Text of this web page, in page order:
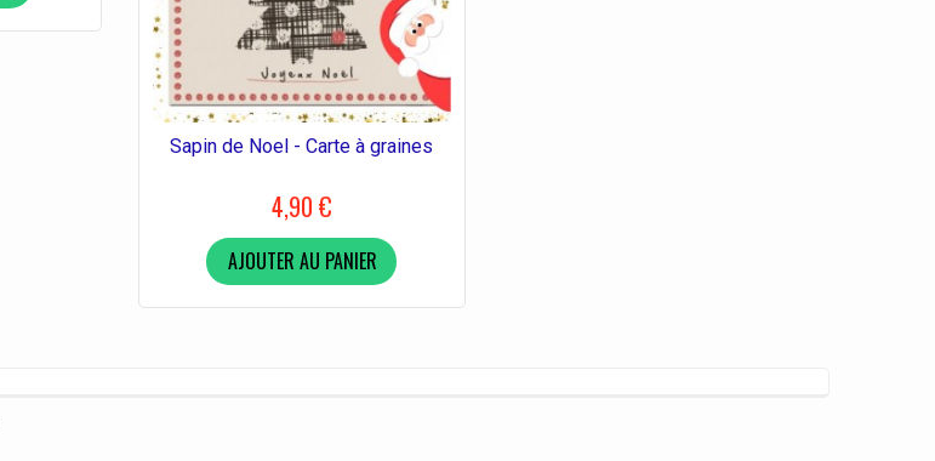
Sapin de Noel - Carte à graines
4,90 €
AJOUTER AU PANIER